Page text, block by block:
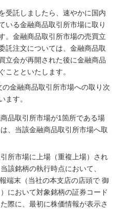
受託しましたら、速やかに国内
いる金融商品取引所市場に取り
。金融商品取引所市場の売買立
託注文については、金融商品取
立会が再開された後に金融商品
ことといたします。
金融商品取引所市場への取り次
ます。
品取引所市場が1箇所である場
、当該金融商品取引所市場へ取
所市場に上場（重複上場）され
該銘柄の執行時点において、
端末（当社の本支店の店頭で 御
において対象銘柄の証券コード
際に、最初に株価情報が表示さ